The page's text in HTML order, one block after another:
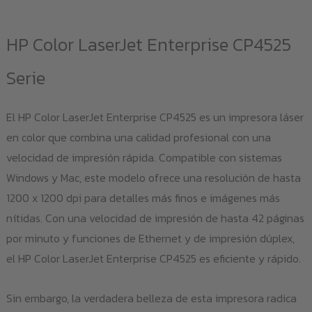
HP Color LaserJet Enterprise CP4525
Serie
El HP Color LaserJet Enterprise CP4525 es un impresora láser
en color que combina una calidad profesional con una
velocidad de impresión rápida. Compatible con sistemas
Windows y Mac, este modelo ofrece una resolución de hasta
1200 x 1200 dpi para detalles más finos e imágenes más
nítidas. Con una velocidad de impresión de hasta 42 páginas
por minuto y funciones de Ethernet y de impresión dúplex,
el HP Color LaserJet Enterprise CP4525 es eficiente y rápido.
Sin embargo, la verdadera belleza de esta impresora radica